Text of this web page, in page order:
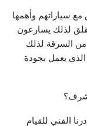
سياراتهم وأهمها
لذلك يسارعون
من السرقة لذلك
يعمل بجودة
الفني للقيام